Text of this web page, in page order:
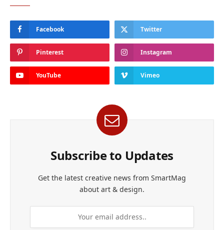
Facebook Twitter
Pinterest Instagram
YouTube Vimeo
Subscribe to Updates
Get the latest creative news from SmartMag
about art & design.